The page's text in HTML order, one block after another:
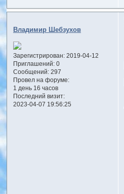
Владимир Шебзухов
Зарегистрирован: 2019-04-12
Приглашений:0
Сообщений:297
Провел на форуме:
1 день 16 часов
Последний визит:
2023-04-07 19:56:25